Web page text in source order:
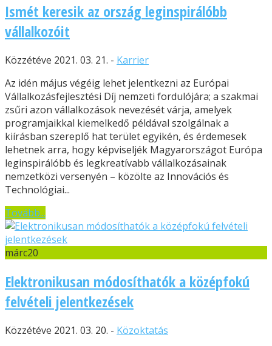
Ismét keresik az ország leginspirálóbb
vállalkozóit
Közzétéve 2021. 03. 21. - Karrier
Az idén május végéig lehet jelentkezni az Európai
Vállalkozásfejlesztési Díj nemzeti fordulójára; a szakmai
zsűri azon vállalkozások nevezését várja, amelyek
programjaikkal kiemelkedő példával szolgálnak a
kiírásban szereplő hat terület egyikén, és érdemesek
lehetnek arra, hogy képviseljék Magyarországot Európa
leginspirálóbb és legkreatívabb vállalkozásainak
nemzetközi versenyén – közölte az Innovációs és
Technológiai...
Tovább...
márc20
Elektronikusan módosíthatók a középfokú
felvételi jelentkezések
Közzétéve 2021. 03. 20. - Közoktatás